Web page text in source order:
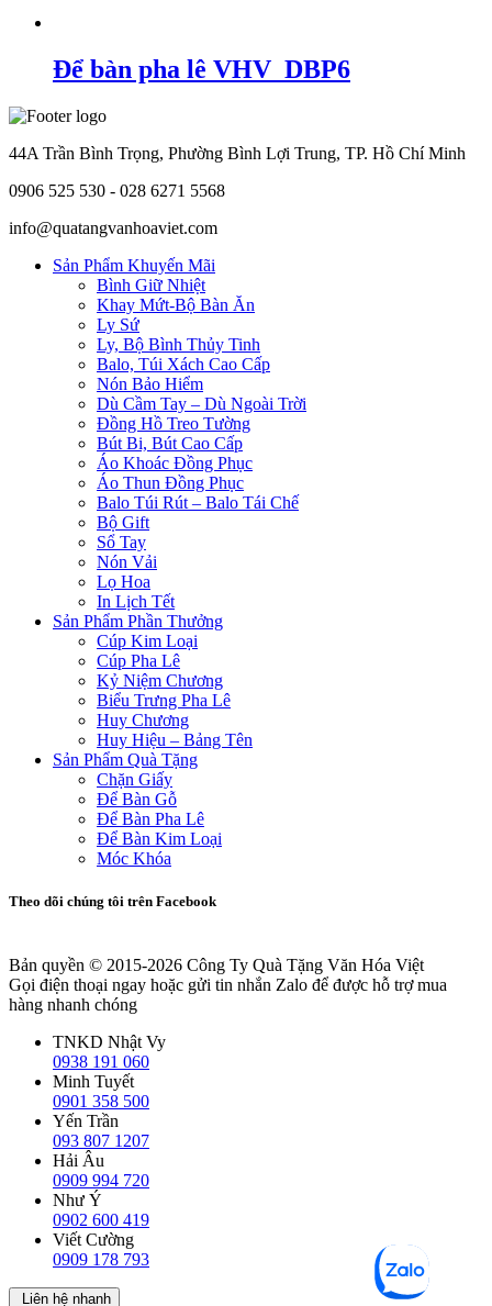
Để bàn pha lê VHV_DBP6
44A Trần Bình Trọng, Phường Bình Lợi Trung, TP. Hồ Chí Minh
0906 525 530 - 028 6271 5568
info@quatangvanhoaviet.com
Sản Phẩm Khuyến Mãi
Bình Giữ Nhiệt
Khay Mứt-Bộ Bàn Ăn
Ly Sứ
Ly, Bộ Bình Thủy Tinh
Balo, Túi Xách Cao Cấp
Nón Bảo Hiểm
Dù Cầm Tay – Dù Ngoài Trời
Đồng Hồ Treo Tường
Bút Bi, Bút Cao Cấp
Áo Khoác Đồng Phục
Áo Thun Đồng Phục
Balo Túi Rút – Balo Tái Chế
Bộ Gift
Sổ Tay
Nón Vải
Lọ Hoa
In Lịch Tết
Sản Phẩm Phần Thưởng
Cúp Kim Loại
Cúp Pha Lê
Kỷ Niệm Chương
Biểu Trưng Pha Lê
Huy Chương
Huy Hiệu – Bảng Tên
Sản Phẩm Quà Tặng
Chặn Giấy
Để Bàn Gỗ
Để Bàn Pha Lê
Để Bàn Kim Loại
Móc Khóa
Theo dõi chúng tôi trên Facebook
Bản quyền © 2015-2026 Công Ty Quà Tặng Văn Hóa Việt
Gọi điện thoại ngay hoặc gửi tin nhắn Zalo để được hỗ trợ mua
hàng nhanh chóng
TNKD Nhật Vy
0938 191 060
Minh Tuyết
0901 358 500
Yến Trần
093 807 1207
Hải Âu
0909 994 720
Như Ý
0902 600 419
Viết Cường
0909 178 793
Liên hệ nhanh